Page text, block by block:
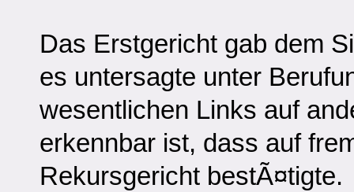
Das Erstgericht gab dem
es untersagte unter
wesentlichen Links auf
erkennbar ist, dass auf
Rekursgericht bestÃ¤tigte.